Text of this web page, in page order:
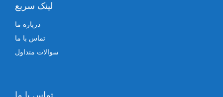
لینک سریع
درباره ما
تماس با ما
سوالات متداول